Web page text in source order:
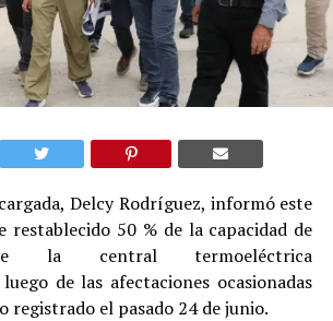
Delcy Rodríguez, informó este
restablecido 50 % de la capacidad de
la central termoeléctrica
de las afectaciones ocasionadas
registrado el pasado 24 de junio.